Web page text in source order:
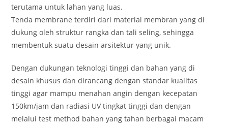
terutama untuk lahan yang luas.
Tenda membrane terdiri dari material membran yang di
dukung oleh struktur rangka dan tali seling, sehingga
membentuk suatu desain arsitektur yang unik.
Dengan dukungan teknologi tinggi dan bahan yang di
desain khusus dan dirancang dengan standar kualitas
tinggi agar mampu menahan angin dengan kecepatan
150km/jam dan radiasi UV tingkat tinggi dan dengan
melalui test method bahan yang tahan berbagai macam